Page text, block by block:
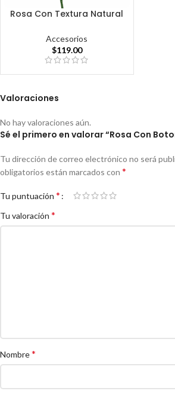
Rosa Con Textura Natural
Accesorios
$119.00
Valoraciones
No hay valoraciones aún.
Sé el primero en valorar “Rosa Con
Tu dirección de correo electrónico no será
obligatorios están marcados con *
Tu puntuación *
Tu valoración *
Nombre*